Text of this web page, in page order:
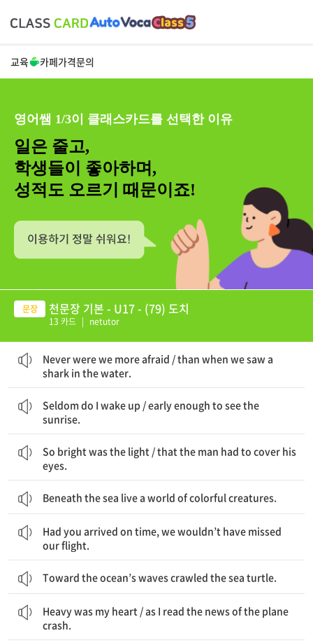
교육 카페가격문의
영어쌤 1/3이 클래스카드를 선택한 이유
일은 줄고,
학생들이 좋아하며,
성적도 오르기 때문이죠!
천문장 기본 - U17 - (79) 도치
13 카드 | netutor
Never were we more afraid / than when we saw a
shark in the water.
Seldom do I wake up / early enough to see the
sunrise.
So bright was the light / that the man had to cover his
eyes.
Beneath the sea live a world of colorful creatures.
Had you arrived on time, we wouldn’t have missed
our flight.
Toward the ocean’s waves crawled the sea turtle.
Heavy was my heart / as I read the news of the plane
crash.